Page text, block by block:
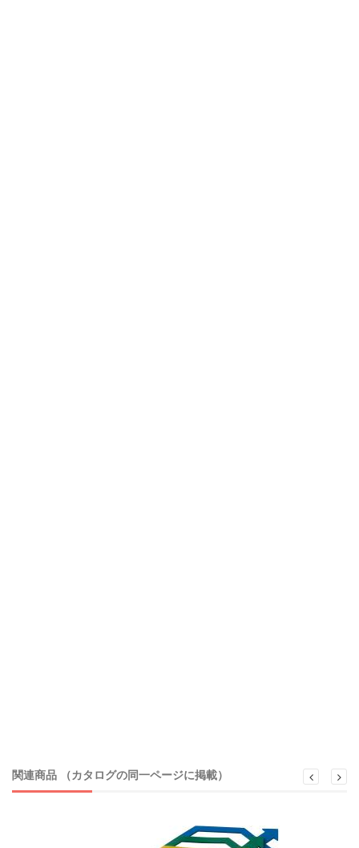
関連商品 （カタログの同一ページに掲載）